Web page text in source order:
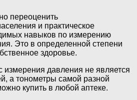
переоценить
и практическое
навыков по измерению
Это в определенной степени
здоровье.
измерения давления не является
а тонометры самой разной
купить в любой аптеке.